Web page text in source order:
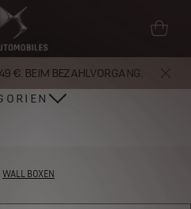
€. BEIM BEZAHLVORGANG.
WALL BOXEN